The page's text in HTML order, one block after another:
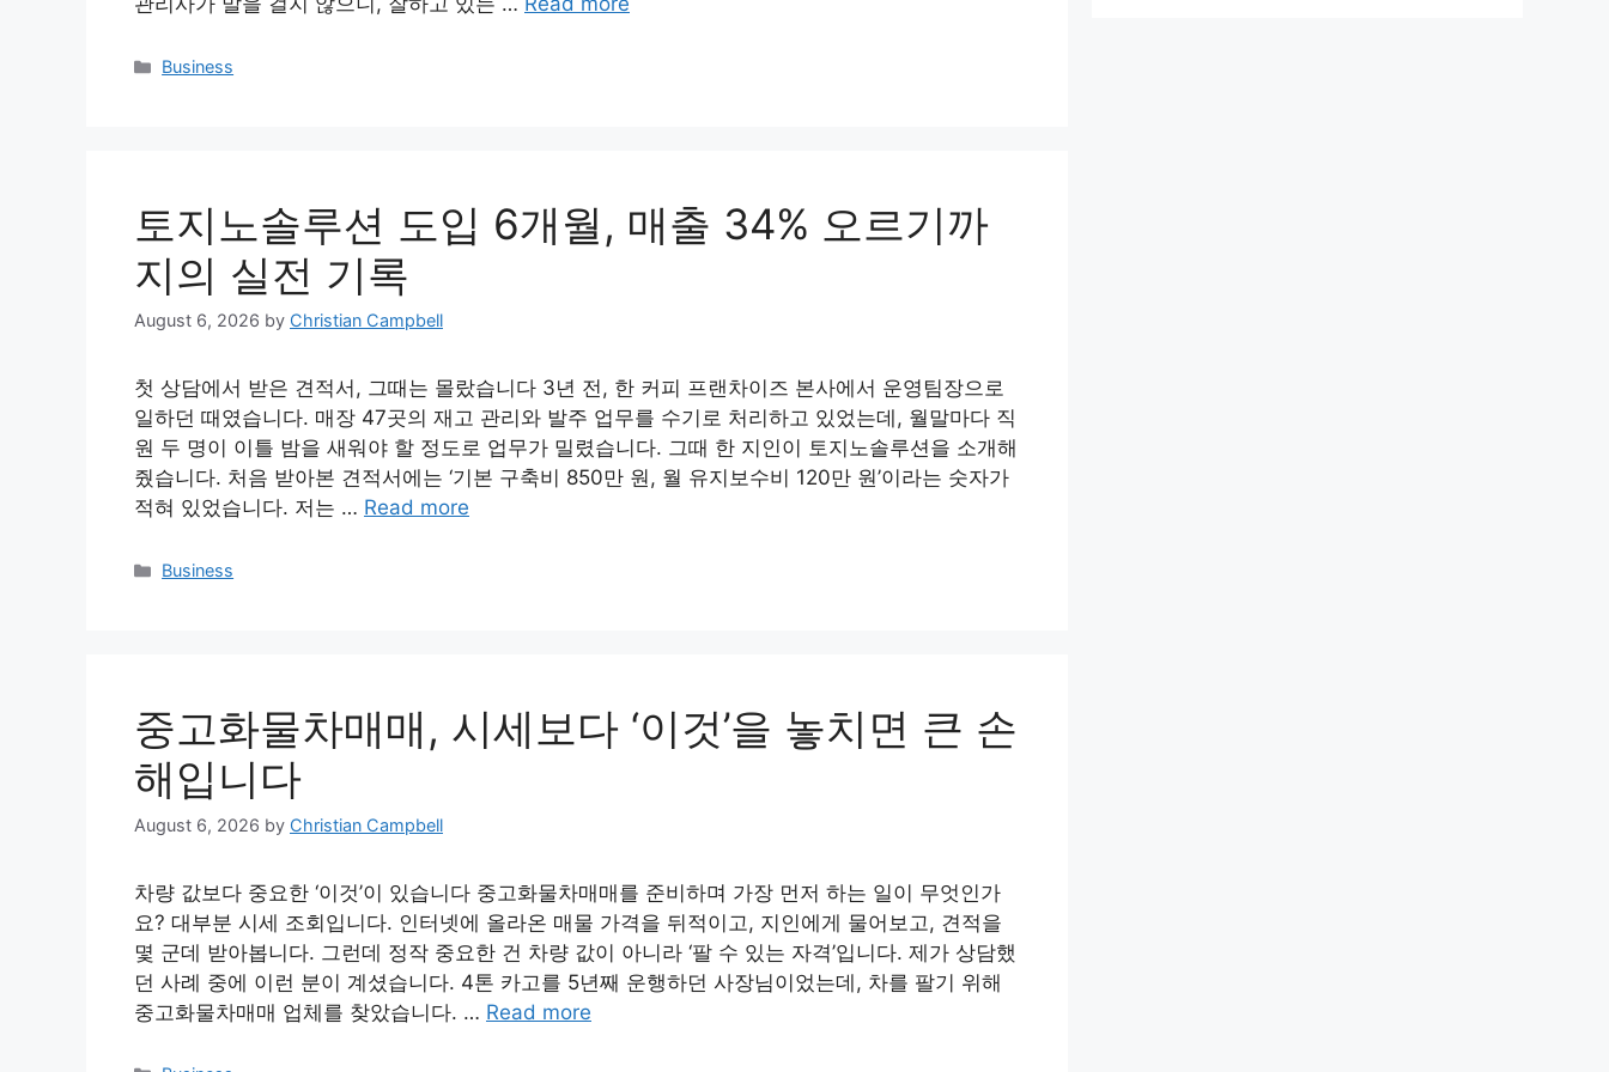
Categories
Business
토지노솔루션 도입 6개월, 매출 34% 오르기까
지의 실전 기록
August 6, 2026 by Christian Campbell
첫 상담에서 받은 견적서, 그때는 몰랐습니다 3년 전, 한 커피 프랜차이즈 본사에서 운영팀장으로
일하던 때였습니다. 매장 47곳의 재고 관리와 발주 업무를 수기로 처리하고 있었는데, 월말마다 직
원 두 명이 이틀 밤을 새워야 할 정도로 업무가 밀렸습니다. 그때 한 지인이 토지노솔루션을 소개해
줬습니다. 처음 받아본 견적서에는 ‘기본 구축비 850만 원, 월 유지보수비 120만 원’이라는 숫자가
적혀 있었습니다. 저는 … Read more
Categories
Business
중고화물차매매, 시세보다 ‘이것’을 놓치면 큰 손
해입니다
August 6, 2026 by Christian Campbell
차량 값보다 중요한 ‘이것’이 있습니다 중고화물차매매를 준비하며 가장 먼저 하는 일이 무엇인가
요? 대부분 시세 조회입니다. 인터넷에 올라온 매물 가격을 뒤적이고, 지인에게 물어보고, 견적을
몇 군데 받아봅니다. 그런데 정작 중요한 건 차량 값이 아니라 ‘팔 수 있는 자격’입니다. 제가 상담했
던 사례 중에 이런 분이 계셨습니다. 4톤 카고를 5년째 운행하던 사장님이었는데, 차를 팔기 위해
중고화물차매매 업체를 찾았습니다. … Read more